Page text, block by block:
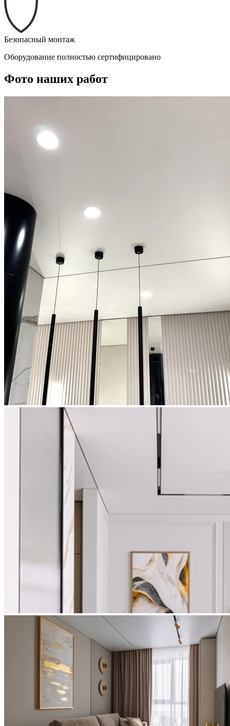
Безопасный монтаж
Оборудование полностью сертифицировано
Фото наших работ